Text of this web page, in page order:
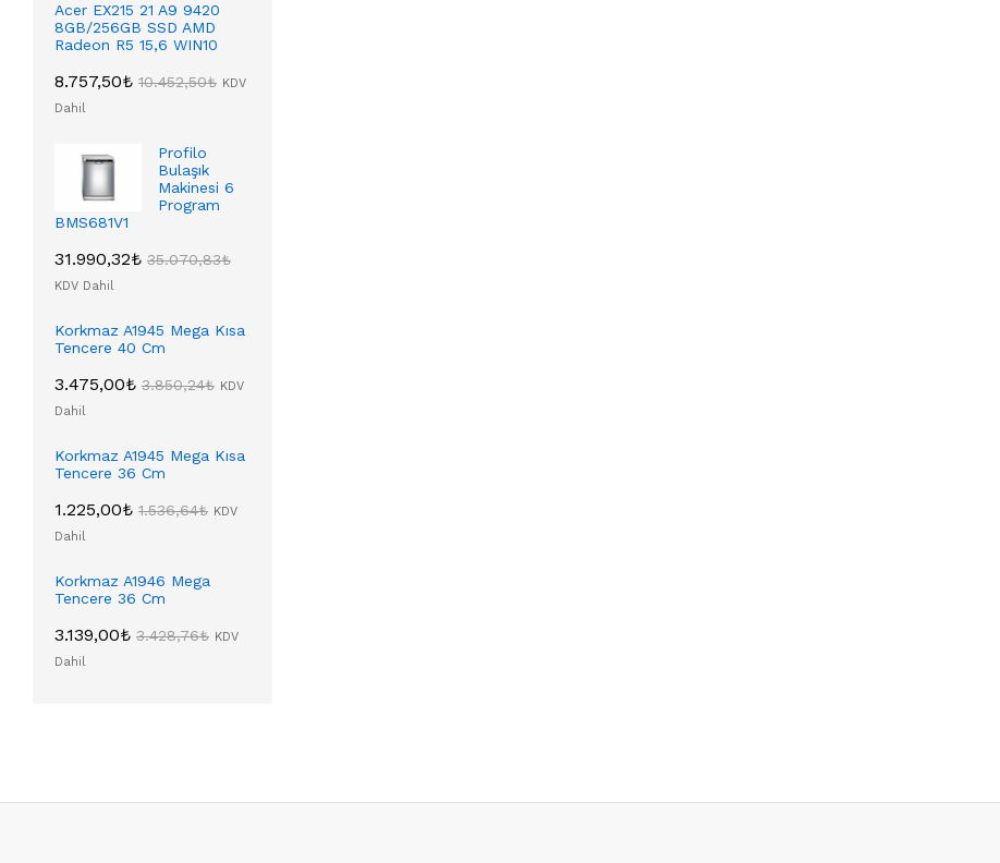
Acer EX215 21 A9 9420
8GB/256GB SSD AMD
Radeon R5 15,6 WIN10
8.757,50₺ 10.452,50₺ KDV
Dahil
Profilo
Bulaşık
Makinesi 6
Program
BMS681V1
31.990,32₺ 35.070,83₺
KDV Dahil
Korkmaz A1945 Mega Kısa
Tencere 40 Cm
3.475,00₺ 3.850,24₺ KDV
Dahil
Korkmaz A1945 Mega Kısa
Tencere 36 Cm
1.225,00₺ 1.536,64₺ KDV
Dahil
Korkmaz A1946 Mega
Tencere 36 Cm
3.139,00₺ 3.428,76₺ KDV
Dahil